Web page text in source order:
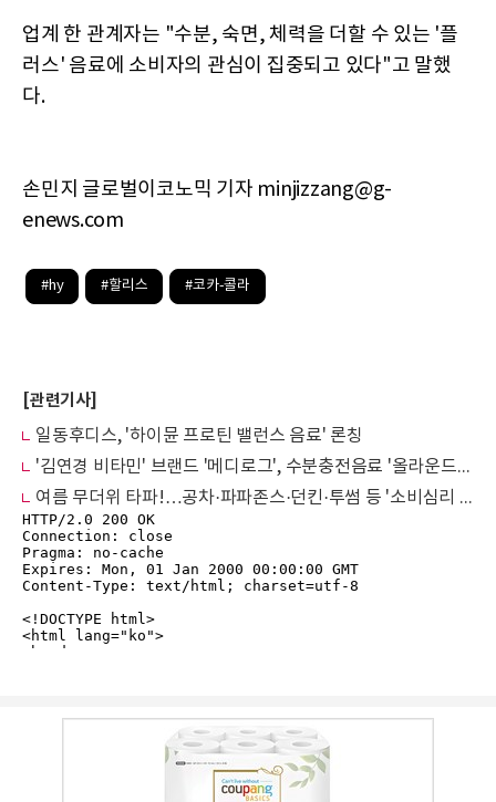
업계 한 관계자는 "수분, 숙면, 체력을 더할 수 있는 '플
러스' 음료에 소비자의 관심이 집중되고 있다"고 말했
다.
손민지 글로벌이코노믹 기자 minjizzang@g-
enews.com
#hy #할리스 #코카-콜라
[관련기사]
일동후디스, '하이뮨 프로틴 밸런스 음료' 론칭
'김연경 비타민' 브랜드 '메디로그', 수분충전음료 '올라운드 리얼워터' 출시
여름 무더위 타파!…공차·파파존스·던킨·투썸 등 '소비심리 잡기' 총력